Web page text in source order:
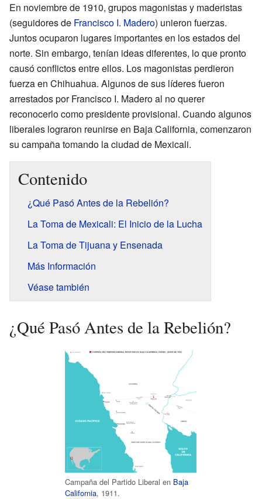
En noviembre de 1910, grupos magonistas y maderistas
(seguidores de Francisco I. Madero) unieron fuerzas.
Juntos ocuparon lugares importantes en los estados del
norte. Sin embargo, tenían ideas diferentes, lo que pronto
causó conflictos entre ellos. Los magonistas perdieron
fuerza en Chihuahua. Algunos de sus líderes fueron
arrestados por Francisco I. Madero al no querer
reconocerlo como presidente provisional. Cuando algunos
liberales lograron reunirse en Baja California, comenzaron
su campaña tomando la ciudad de Mexicali.
Contenido
¿Qué Pasó Antes de la Rebelión?
La Toma de Mexicali: El Inicio de la Lucha
La Toma de Tijuana y Ensenada
Más Información
Véase también
¿Qué Pasó Antes de la Rebelión?
Campaña del Partido Liberal en Baja
California, 1911.